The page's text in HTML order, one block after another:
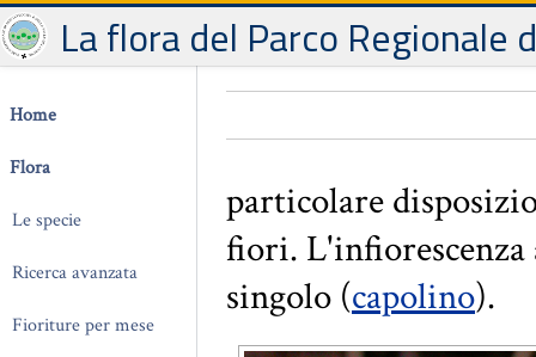
La flora del Parco Regionale
Home
Flora
Le specie
Ricerca avanzata
Fioriture per mese
particolare
fiori. L'infiorescenza
singolo (capolino).